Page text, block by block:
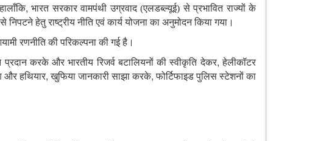
,भारत सरकार वामपंथी उग्रवाद (एलडब्ल्यूई) से प्रभावित राज्यों के
निपटने हेतु राष्ट्रीय नीति एवं कार्य योजना का अनुमोदन किया गया।
रणनीति की परिकल्पना की गई है।
करके और भारतीय रिजर्व बटालियनों की स्वीकृति देकर,हेलीकॉटर
और हथियार,खुफिया जानकारी साझा करके,फोर्टिफाइड पुलिस स्टेशनों का